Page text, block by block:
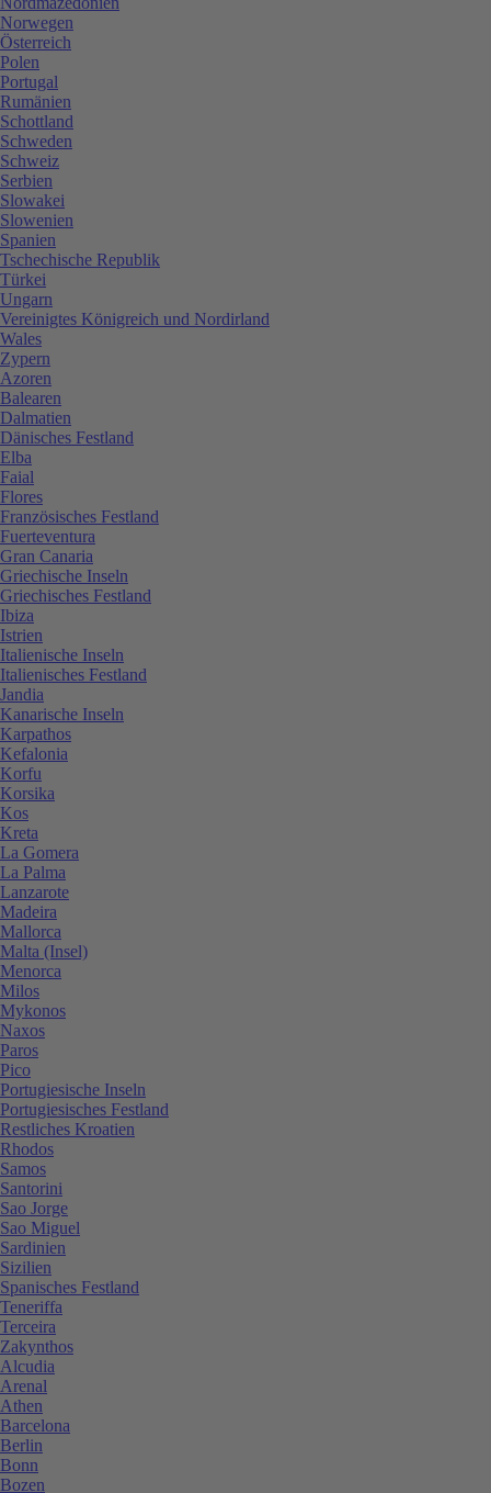
Norwegen
Österreich
Polen
Portugal
Rumänien
Schottland
Schweden
Schweiz
Serbien
Slowakei
Slowenien
Spanien
Tschechische Republik
Türkei
Ungarn
Vereinigtes Königreich und Nordirland
Wales
Zypern
Azoren
Balearen
Dalmatien
Dänisches Festland
Elba
Faial
Flores
Französisches Festland
Fuerteventura
Gran Canaria
Griechische Inseln
Griechisches Festland
Ibiza
Istrien
Italienische Inseln
Italienisches Festland
Jandia
Kanarische Inseln
Karpathos
Kefalonia
Korfu
Korsika
Kos
Kreta
La Gomera
La Palma
Lanzarote
Madeira
Mallorca
Malta (Insel)
Menorca
Milos
Mykonos
Naxos
Paros
Pico
Portugiesische Inseln
Portugiesisches Festland
Restliches Kroatien
Rhodos
Samos
Santorini
Sao Jorge
Sao Miguel
Sardinien
Sizilien
Spanisches Festland
Teneriffa
Terceira
Zakynthos
Alcudia
Arenal
Athen
Barcelona
Berlin
Bonn
Bozen